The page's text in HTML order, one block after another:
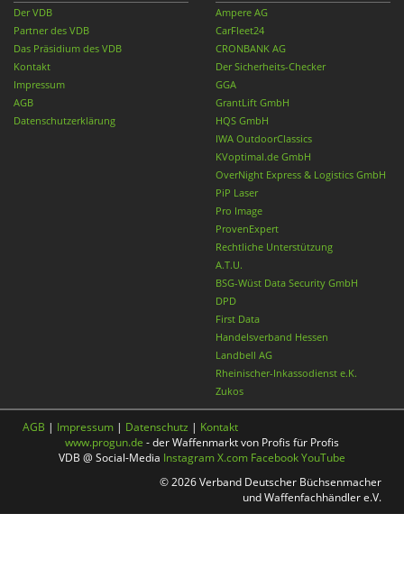
Der VDB
Partner des VDB
Das Präsidium des VDB
Kontakt
Impressum
AGB
Datenschutzerklärung
Ampere AG
CarFleet24
CRONBANK AG
Der Sicherheits-Checker
GGA
GrantLift GmbH
HQS GmbH
IWA OutdoorClassics
KVoptimal.de GmbH
OverNight Express & Logistics GmbH
PiP Laser
Pro Image
ProvenExpert
Rechtliche Unterstützung
A.T.U.
BSG-Wüst Data Security GmbH
DPD
First Data
Handelsverband Hessen
Landbell AG
Rheinischer-Inkassodienst e.K.
Zukos
AGB | Impressum | Datenschutz | Kontakt
www.progun.de - der Waffenmarkt von Profis für Profis
VDB @ Social-Media InstagramX.com FacebookYouTube
© 2026 Verband Deutscher Büchsenmacher
und Waffenfachhändler e.V.